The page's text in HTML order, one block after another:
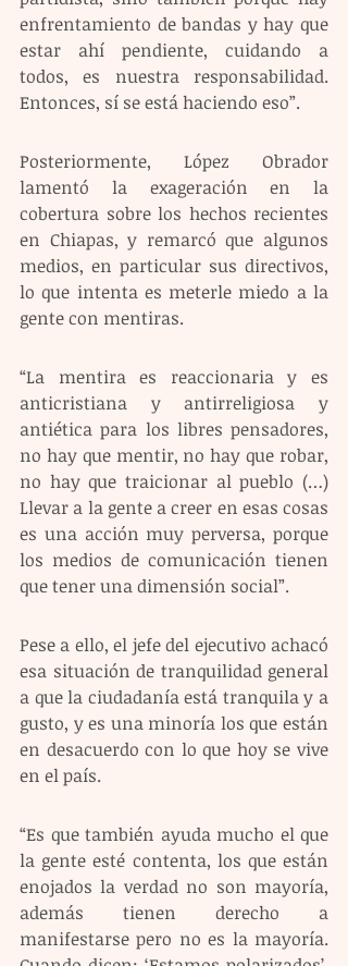
enfrentamiento de bandas y hay que
estar ahí pendiente, cuidando a
todos, es nuestra responsabilidad.
Entonces, sí se está haciendo eso”.
Posteriormente, López Obrador
lamentó la exageración en la
cobertura sobre los hechos recientes
en Chiapas, y remarcó que algunos
medios, en particular sus directivos,
lo que intenta es meterle miedo a la
gente con mentiras.
“La mentira es reaccionaria y es
anticristiana y antirreligiosa y
antiética para los libres pensadores,
no hay que mentir, no hay que robar,
no hay que traicionar al pueblo (…)
Llevar a la gente a creer en esas cosas
es una acción muy perversa, porque
los medios de comunicación tienen
que tener una dimensión social”.
Pese a ello, el jefe del ejecutivo achacó
esa situación de tranquilidad general
a que la ciudadanía está tranquila y a
gusto, y es una minoría los que están
en desacuerdo con lo que hoy se vive
en el país.
“Es que también ayuda mucho el que
la gente esté contenta, los que están
enojados la verdad no son mayoría,
además tienen derecho a
manifestarse pero no es la mayoría.